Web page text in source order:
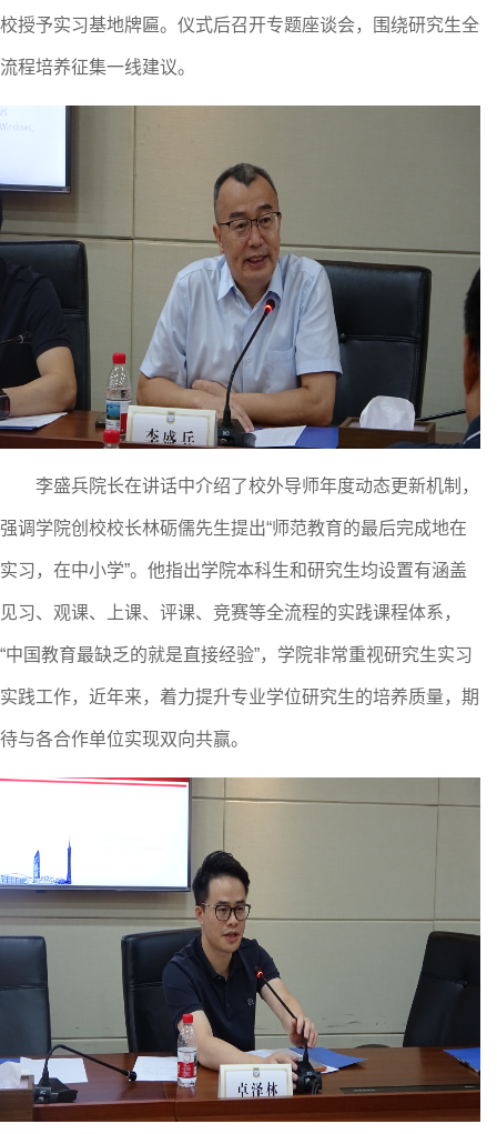
校授予实习基地牌匾。仪式后召开专题座谈会，围绕研究生全
流程培养征集一线建议。
李盛兵院长在讲话中介绍了校外导师年度动态更新机制，
强调学院创校校长林砺儒先生提出“师范教育的最后完成地在
实习，在中小学”。他指出学院本科生和研究生均设置有涵盖
见习、观课、上课、评课、竞赛等全流程的实践课程体系，
“中国教育最缺乏的就是直接经验”， 学院非常重视研究生实习
实践工作，近年来，着力提升专业学位研究生的培养质量， 期
待与各合作单位实现双向共赢。